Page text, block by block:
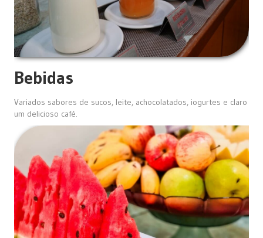
Bebidas
Variados sabores de sucos, leite, achocolatados, iogurtes e claro
um delicioso café.